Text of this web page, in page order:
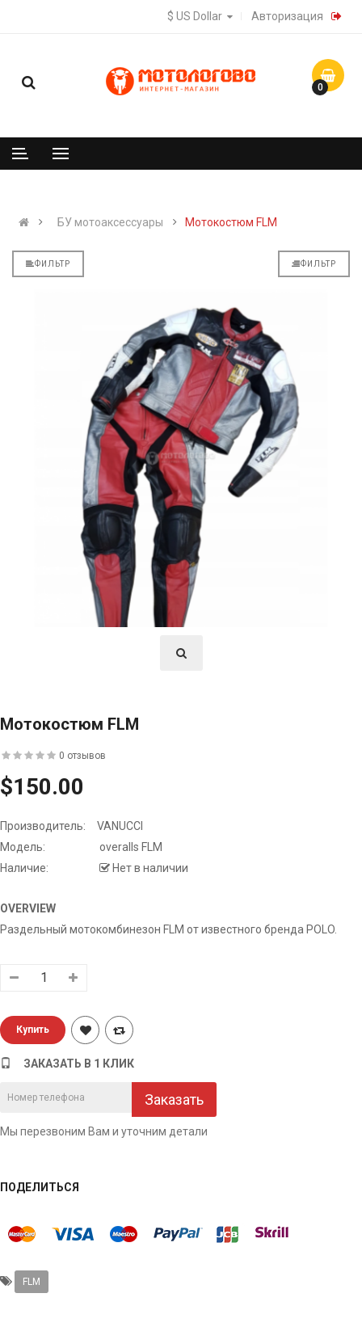
Авторизация
0
БУ мотоаксессуары Мотокостюм FLM
ФИЛЬТР ФИЛЬТР
Мотокостюм FLM
0 отзывов
$150.00
Производитель:
VANUCCI
Модель:
overalls FLM
Наличие:
Нет в наличии
OVERVIEW
Раздельный мотокомбинезон FLM от известного бренда POLO.
ЗАКАЗАТЬ В 1 КЛИК
Заказать
Мы перезвоним Вам и уточним детали
ПОДЕЛИТЬСЯ
FLM